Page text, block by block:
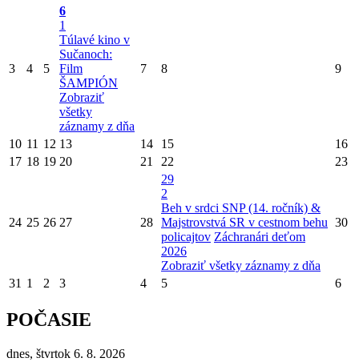
3 4 5
6
1
Túlavé kino v
Sučanoch:
Film
ŠAMPIÓN
Zobraziť
všetky
záznamy z dňa
7 8 9
10 11 12 13 14 15
16
17 18 19 20 21 22 23
24 25 26 27 28
29
2
Beh v srdci SNP (14. ročník) &
Majstrovstvá SR v cestnom behu
policajtov Záchranári deťom
2026
Zobraziť všetky záznamy z dňa
30
31 1 2 3 4 5 6
POČASIE
dnes, štvrtok 6. 8. 2026